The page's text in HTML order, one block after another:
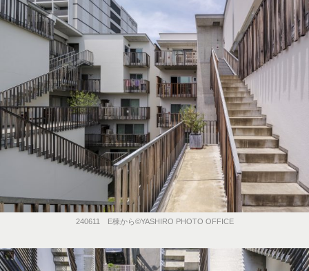
240611 E棟から©️YASHIRO PHOTO OFFICE